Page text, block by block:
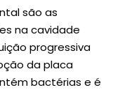
são as
na cavidade
progressiva
da placa
bactérias e é